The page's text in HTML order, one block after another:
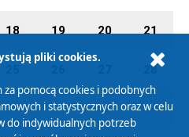
18 19 20 21
28
01 02 03 04
pliki cookies.
pomocą cookies i podobnych
i statystycznych oraz w celu
do indywidualnych potrzeb